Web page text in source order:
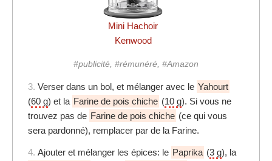
Mini Hachoir
Kenwood
#publicité, #rémunéré, #Amazon
3. Verser dans un bol, et mélanger avec le Yahourt
(60 g) et la Farine de pois chiche (10 g). Si vous ne
trouvez pas de Farine de pois chiche (ce qui vous
sera pardonné), remplacer par de la Farine.
4. Ajouter et mélanger les épices: le Paprika (3 g), la